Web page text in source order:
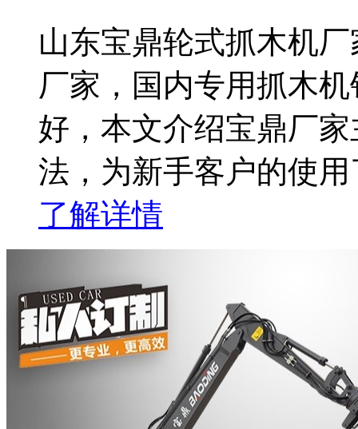
山东宝鼎轮式抓木机
厂家，国内专用抓木
好，本文介绍宝鼎厂
法，为新手客户的使
了解详情